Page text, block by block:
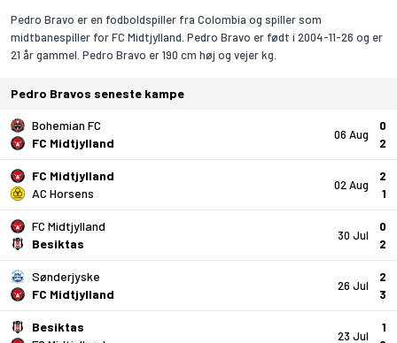
Pedro Bravo er en fodboldspiller fra Colombia og spiller som
midtbanespiller for FC Midtjylland. Pedro Bravo er født i 2004-11-26 og er
21 år gammel. Pedro Bravo er 190 cm høj og vejer kg.
Pedro Bravos seneste kampe
06 Aug
Bohemian FC
FC Midtjylland
0
2
02 Aug
FC Midtjylland
AC Horsens
2
1
30 Jul
FC Midtjylland
Besiktas
0
2
26 Jul
Sønderjyske
FC Midtjylland
2
3
23 Jul
Besiktas
1